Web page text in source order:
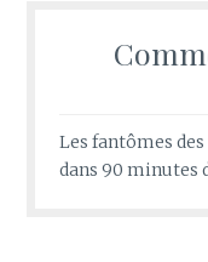
Les fantômes
dans90 minutes